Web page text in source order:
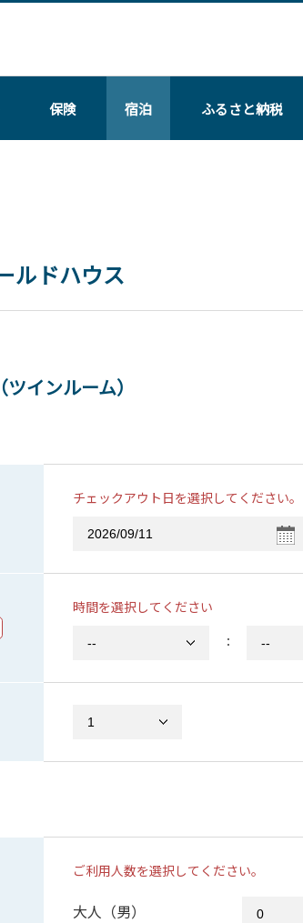
保険 宿泊 ふるさと納税
ルドハウス
インルーム）
チェックアウト日を選択してください。
時間を選択してください
：
ご利用人数を選択してください。
大人（男）